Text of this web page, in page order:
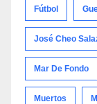
Fútbol
José Cheo
Mar De Fondo
Muertos